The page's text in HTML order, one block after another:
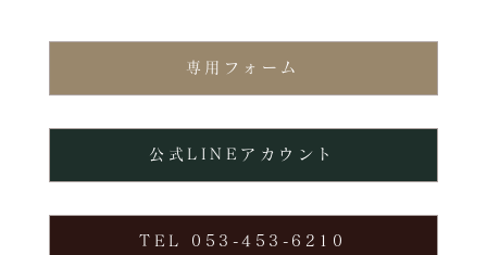
専用フォーム
TEL 053-453-6210
公式LINEアカウント